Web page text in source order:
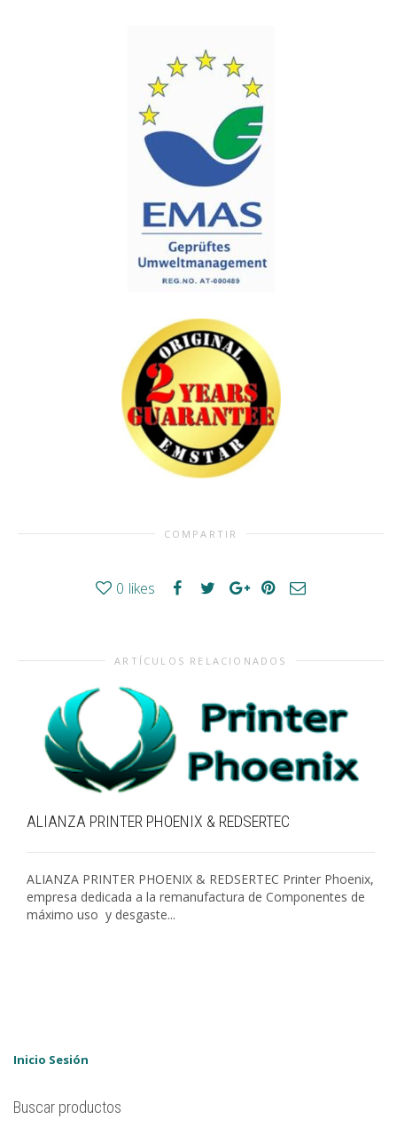
COMPARTIR
0 likes
ARTÍCULOS RELACIONADOS
ALIANZA PRINTER PHOENIX & REDSERTEC
ALIANZA PRINTER PHOENIX & REDSERTEC Printer Phoenix,
empresa dedicada a la remanufactura de Componentes de
máximo uso y desgaste...
Inicio Sesión
Buscar productos